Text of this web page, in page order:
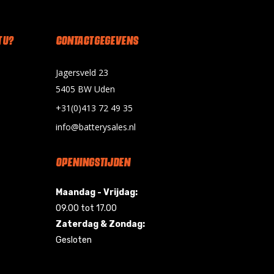
U? CONTACT GEGEVENS
Jagersveld 23
5405 BW Uden
+31(0)413 72 49 35
info@batterysales.nl
OPENINGSTIJDEN
Maandag - Vrijdag:
09.00 tot 17.00
Zaterdag & Zondag:
Gesloten